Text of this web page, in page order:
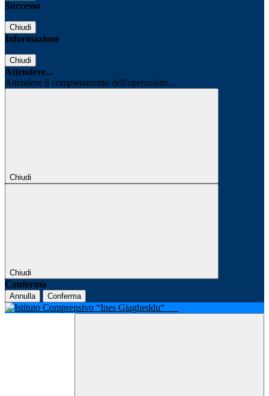
Successo
Chiudi
Informazione
Chiudi
Attendere...
Attendere il completamento dell'operazione...
Chiudi
Chiudi
Conferma
Annulla Conferma